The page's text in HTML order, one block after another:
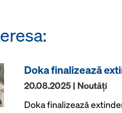
Doka finalizează
20.08.2025 | Noutăţi
Doka finalizează